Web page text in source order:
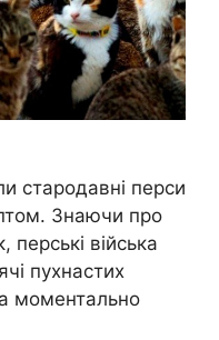
стародавні перси
Знаючи про
перські війська
пухнастих
моментально